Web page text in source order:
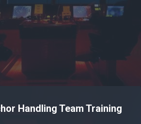
Handling Team Training